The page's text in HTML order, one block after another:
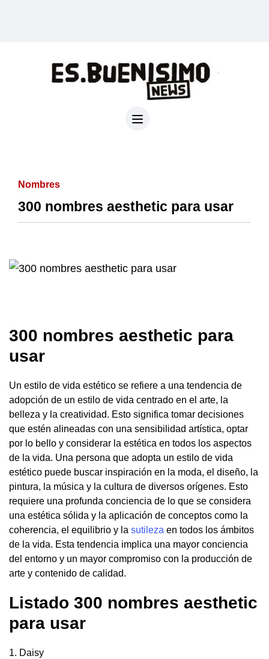
Nombres
300 nombres aesthetic para usar
300 nombres aesthetic para
usar
Un estilo de vida estético se refiere a una tendencia de
adopción de un estilo de vida centrado en el arte, la
belleza y la creatividad. Esto significa tomar decisiones
que estén alineadas con una sensibilidad artística, optar
por lo bello y considerar la estética en todos los aspectos
de la vida. Una persona que adopta un estilo de vida
estético puede buscar inspiración en la moda, el diseño, la
pintura, la música y la cultura de diversos orígenes. Esto
requiere una profunda conciencia de lo que se considera
una estética sólida y la aplicación de conceptos como la
coherencia, el equilibrio y la sutileza en todos los ámbitos
de la vida. Esta tendencia implica una mayor conciencia
del entorno y un mayor compromiso con la producción de
arte y contenido de calidad.
Listado 300 nombres aesthetic
para usar
1. Daisy